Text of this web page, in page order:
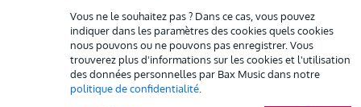
Vous ne le souhaitez pas ? Dans ce cas, vous pouvez
indiquer dans les paramètres des cookies quels cookies
nous pouvons ou ne pouvons pas enregistrer. Vous
trouverez plus d'informations sur les cookies et l'utilisation
des données personnelles par Bax Music dans notre
politique de confidentialité
Louez ce produit
Autres variantes (1)